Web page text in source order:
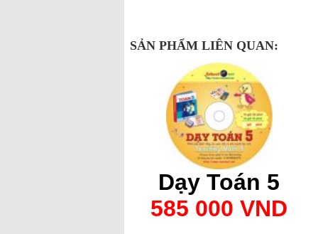
SẢN PHẨM LIÊN QUAN:
Dạy Toán 5
585 000 VND